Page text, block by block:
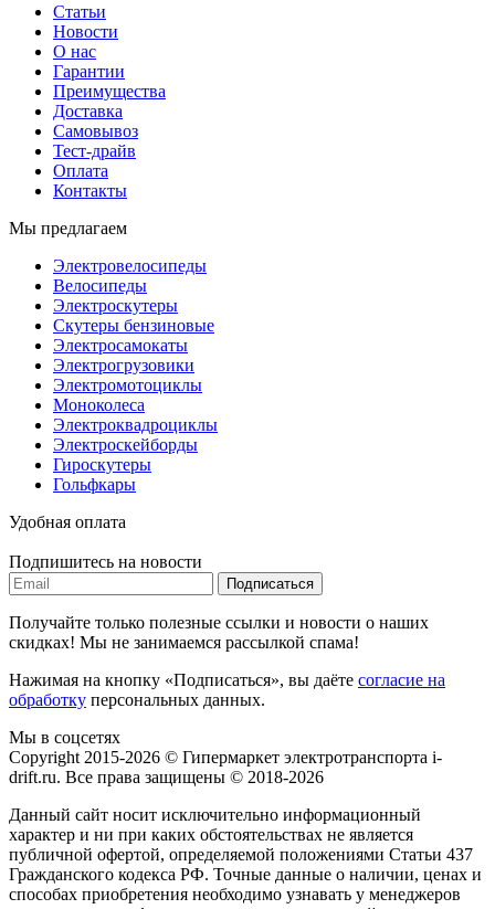
Статьи
Новости
О нас
Гарантии
Преимущества
Доставка
Самовывоз
Тест-драйв
Оплата
Контакты
Мы предлагаем
Электровелосипеды
Велосипеды
Электроскутеры
Скутеры бензиновые
Электросамокаты
Электрогрузовики
Электромотоциклы
Моноколеса
Электроквадроциклы
Электроскейборды
Гироскутеры
Гольфкары
Удобная оплата
Подпишитесь на новости
Подписаться
Получайте только полезные ссылки и новости о наших
скидках! Мы не занимаемся рассылкой спама!
Нажимая на кнопку «Подписаться», вы даёте согласие на
обработку персональных данных.
Мы в соцсетях
Copyright 2015-2026 © Гипермаркет электротранспорта i-
drift.ru. Все права защищены © 2018-2026
Данный сайт носит исключительно информационный
характер и ни при каких обстоятельствах не является
публичной офертой, определяемой положениями Статьи 437
Гражданского кодекса РФ. Точные данные о наличии, ценах и
способах приобретения необходимо узнавать у менеджеров